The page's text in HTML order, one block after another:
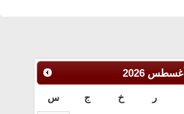
أغسطس 2026
ر خ ج س